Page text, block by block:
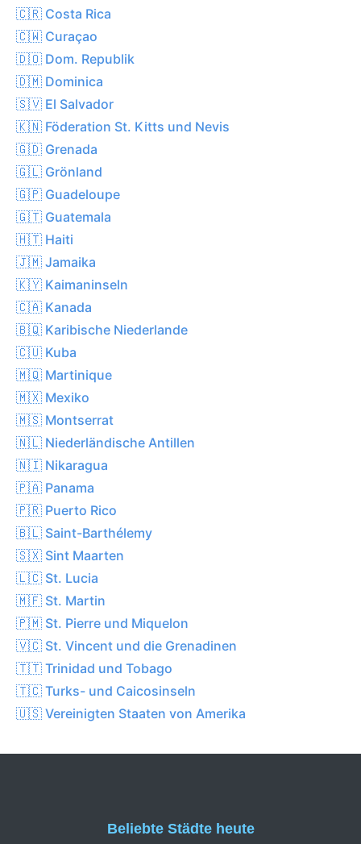
🇨🇷 Costa Rica
🇨🇼 Curaçao
🇩🇴 Dom. Republik
🇩🇲 Dominica
🇸🇻 El Salvador
🇰🇳 Föderation St. Kitts und Nevis
🇬🇩 Grenada
🇬🇱 Grönland
🇬🇵 Guadeloupe
🇬🇹 Guatemala
🇭🇹 Haiti
🇯🇲 Jamaika
🇰🇾 Kaimaninseln
🇨🇦 Kanada
🇧🇶 Karibische Niederlande
🇨🇺 Kuba
🇲🇶 Martinique
🇲🇽 Mexiko
🇲🇸 Montserrat
🇳🇱 Niederländische Antillen
🇳🇮 Nikaragua
🇵🇦 Panama
🇵🇷 Puerto Rico
🇧🇱 Saint-Barthélemy
🇸🇽 Sint Maarten
🇱🇨 St. Lucia
🇲🇫 St. Martin
🇵🇲 St. Pierre und Miquelon
🇻🇨 St. Vincent und die Grenadinen
🇹🇹 Trinidad und Tobago
🇹🇨 Turks- und Caicosinseln
🇺🇸 Vereinigten Staaten von Amerika
Beliebte Städte heute